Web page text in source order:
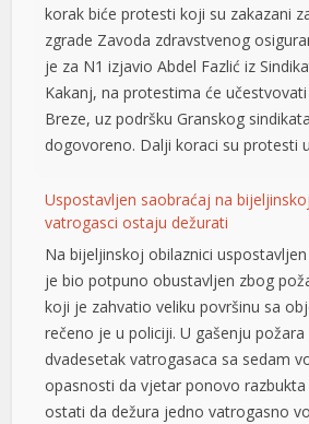
korak biće protesti koji su zakazani
zgrade Zavoda zdravstvenog
je za N1 izjavio Abdel Fazlić iz
Kakanj, na protestima će
Breze, uz podršku Granskog
dogovoreno. Dalji koraci su
Uspostavljen saobraćaj na
vatrogasci ostaju dežurati
Na bijeljinskoj obilaznici
je bio potpuno obustavljen zbog
koji je zahvatio veliku površinu sa
rečeno je u policiji. U gašenju
dvadesetak vatrogasaca sa sedam
opasnosti da vjetar ponovo
ostati da dežura jedno vatrogasno